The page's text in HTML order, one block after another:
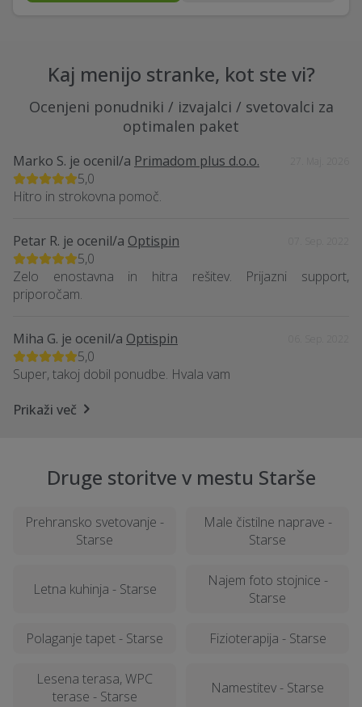
Kaj menijo stranke, kot ste vi?
Ocenjeni ponudniki / izvajalci / svetovalci za
optimalen paket
Marko S. je ocenil/a Primadom plus d.o.o.
5,0
Hitro in strokovna pomoč.
Petar R. je ocenil/a Optispin
5,0
Zelo enostavna in hitra rešitev. Prijazni support,
priporočam.
Miha G. je ocenil/a Optispin
5,0
Super, takoj dobil ponudbe. Hvala vam
Prikaži več
Druge storitve v mestu Starše
Prehransko svetovanje -
Starse
Male čistilne naprave -
Starse
Letna kuhinja - Starse
Najem foto stojnice -
Starse
Polaganje tapet - Starse Fizioterapija - Starse
Lesena terasa, WPC
terase - Starse
Namestitev - Starse